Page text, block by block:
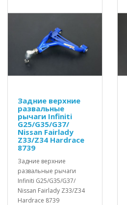
Задние верхние
развальные
рычаги Infiniti
G25/G35/G37/
Nissan Fairlady
Z33/Z34 Hardrace
8739
Задние верхние
развальные рычаги
Infiniti G25/G35/G37/
Nissan Fairlady Z33/Z34
Hardrace 8739